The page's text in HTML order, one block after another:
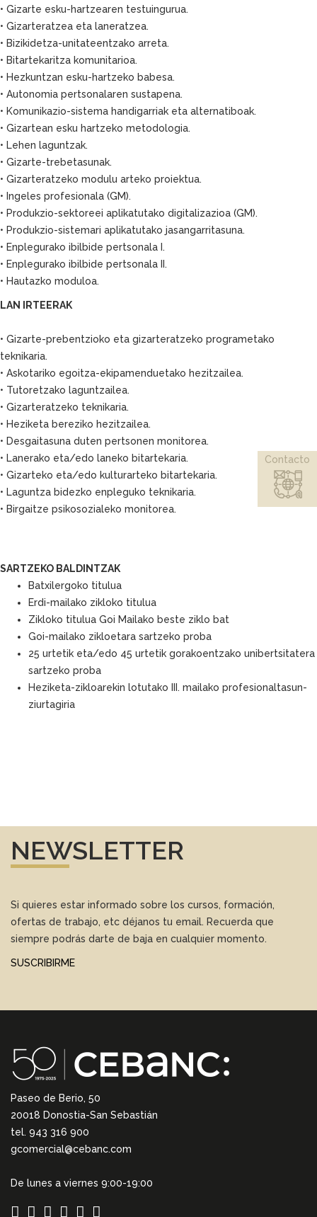
• Gizarte esku-hartzearen testuingurua.
• Gizarteratzea eta laneratzea.
• Bizikidetza-unitateentzako arreta.
• Bitartekaritza komunitarioa.
• Hezkuntzan esku-hartzeko babesa.
• Autonomia pertsonalaren sustapena.
• Komunikazio-sistema handigarriak eta alternatiboak.
• Gizartean esku hartzeko metodologia.
• Lehen laguntzak.
• Gizarte-trebetasunak.
• Gizarteratzeko modulu arteko proiektua.
• Ingeles profesionala (GM).
• Produkzio-sektoreei aplikatutako digitalizazioa (GM).
• Produkzio-sistemari aplikatutako jasangarritasuna.
• Enplegurako ibilbide pertsonala I.
• Enplegurako ibilbide pertsonala II.
• Hautazko moduloa.
LAN IRTEERAK
• Gizarte-prebentzioko eta gizarteratzeko programetako
teknikaria.
• Askotariko egoitza-ekipamenduetako hezitzailea.
• Tutoretzako laguntzailea.
• Gizarteratzeko teknikaria.
• Heziketa bereziko hezitzailea.
• Desgaitasuna duten pertsonen monitorea.
• Lanerako eta/edo laneko bitartekaria.
• Gizarteko eta/edo kulturarteko bitartekaria.
• Laguntza bidezko enpleguko teknikaria.
• Birgaitze psikosozialeko monitorea.
SARTZEKO BALDINTZAK
Batxilergoko titulua
Erdi-mailako zikloko titulua
Zikloko titulua Goi Mailako beste ziklo bat
Goi-mailako zikloetara sartzeko proba
25 urtetik eta/edo 45 urtetik gorakoentzako unibertsitatera
sartzeko proba
Heziketa-zikloarekin lotutako III. mailako profesionaltasun-
ziurtagiria
NEWSLETTER
Si quieres estar informado sobre los cursos, formación,
ofertas de trabajo, etc déjanos tu email. Recuerda que
siempre podrás darte de baja en cualquier momento.
SUSCRIBIRME
Paseo de Berio, 50
20018 Donostia-San Sebastián
tel. 943 316 900
gcomercial@cebanc.com
De lunes a viernes 9:00-19:00
Contacto